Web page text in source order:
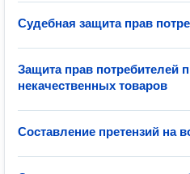
Судебная защита прав
Защита прав потребителей
некачественных товаров
Составление претензий на